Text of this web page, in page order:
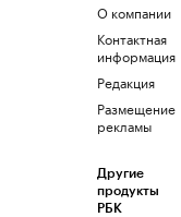
О компании
Контактная
информация
Редакция
Размещение
рекламы
Другие
продукты
РБК